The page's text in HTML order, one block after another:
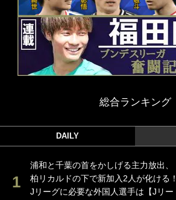
総合ランキング
DAILY
浦和と千葉の首をかしげる主力放出、
柏リカルドの下で新加入2人が化ける！
Jリーグに必要な外国人選手は【Jリー